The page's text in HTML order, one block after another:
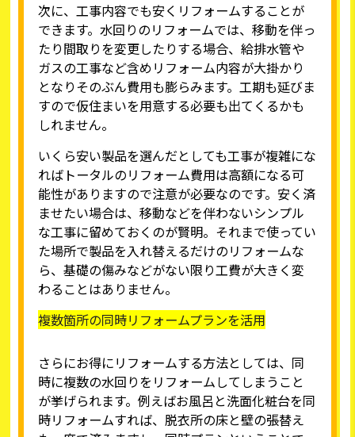
次に、工事内容でも安くリフォームすることが
できます。水回りのリフォームでは、移動を伴っ
たり間取りを変更したりする場合、給排水管や
ガスの工事など含めリフォーム内容が大掛かり
となりそのぶん費用も膨らみます。工期も延びま
すので仮住まいを用意する必要も出てくるかも
しれません。
いくら安い製品を選んだとしても工事が複雑にな
ればトータルのリフォーム費用は高額になる可
能性がありますので注意が必要なのです。安く済
ませたい場合は、移動などを伴わないシンプル
な工事に留めておくのが賢明。それまで使ってい
た場所で製品を入れ替えるだけのリフォームな
ら、基礎の傷みなどがない限り工費が大きく変
わることはありません。
複数箇所の同時リフォームプランを活用
さらにお得にリフォームする方法としては、同
時に複数の水回りをリフォームしてしまうこと
が挙げられます。例えばお風呂と洗面化粧台を同
時リフォームすれば、脱衣所の床と壁の張替え